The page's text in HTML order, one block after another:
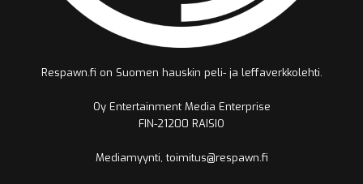
Respawn.fi on Suomen hauskin peli- ja leffaverkkolehti.
Oy Entertainment Media Enterprise
FIN-21200 RAISIO
Mediamyynti, toimitus@respawn.fi